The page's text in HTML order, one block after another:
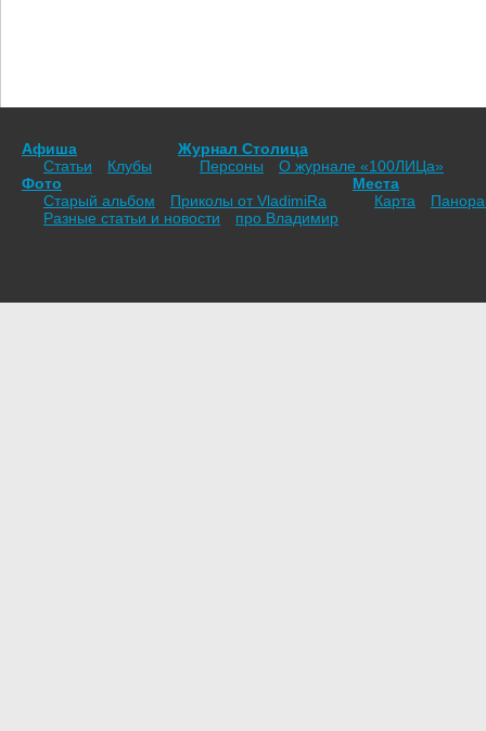
Афиша
Статьи
Клубы
Журнал Столица
Персоны
О журнале «100ЛИЦа»
Фото
Старый альбом
Приколы от VladimiRа
Места
Карта
Разные статьи и новости
про Владимир